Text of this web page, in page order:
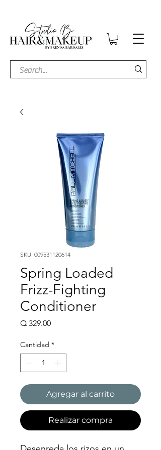
SKU: 009531120614
Spring Loaded
Frizz-Fighting
Conditioner
Q 329.00Precio
Cantidad *
Agregar al carrito
Realizar compra